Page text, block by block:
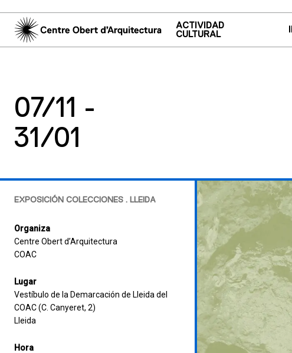
ACTIVIDAD
CULTURAL
07/11 -
31/01
EXPOSICIÓN COLECCIONES . LLEIDA
Organiza
Centre Obert d’Arquitectura
COAC
Lugar
Vestíbulo de la Demarcación de Lleida del
COAC (C. Canyeret, 2)
Lleida
Hora